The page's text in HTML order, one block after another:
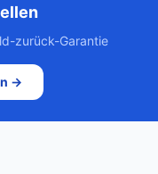
zurück-Garantie
→